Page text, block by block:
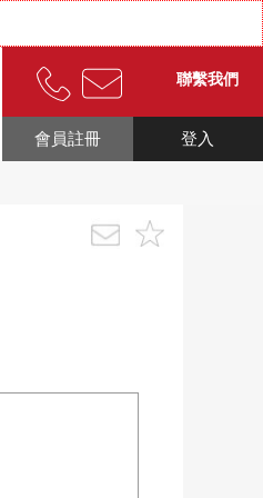
聯繫我們
登入
會員註冊